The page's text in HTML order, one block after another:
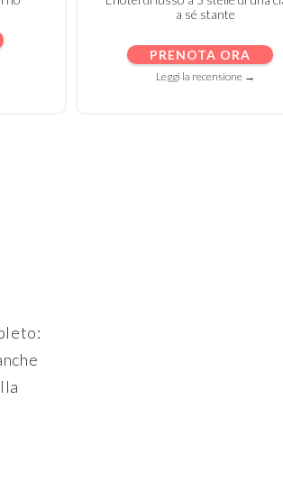
a sé stante
PRENOTA ORA
Leggi la recensione →